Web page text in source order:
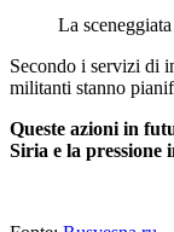
La
Secondo i servizi di
militanti stanno
Queste azioni in
Siria e la